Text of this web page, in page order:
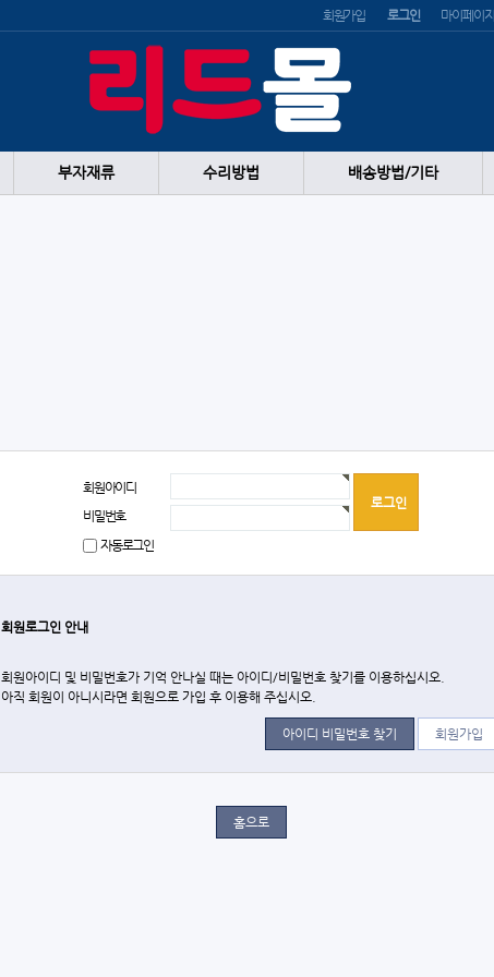
회원가입 로그인 마이페이지
부자재류 수리방법 배송방법/기타
회원아이디
비밀번호
자동로그인
회원로그인 안내
회원아이디 및 비밀번호가 기억 안나실 때는 아이디/비밀번호 찾기를 이용하십시오.
아직 회원이 아니시라면 회원으로 가입 후 이용해 주십시오.
아이디 비밀번호 찾기 회원가입
홈으로